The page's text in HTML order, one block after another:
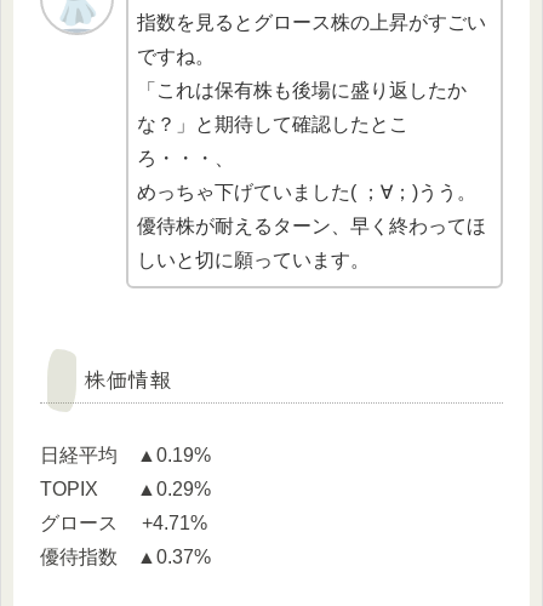
指数を見るとグロース株の上昇がすごい
ですね。
「これは保有株も後場に盛り返したか
な？」と期待して確認したとこ
ろ・・・、
めっちゃ下げていました( ；∀；)うう。
優待株が耐えるターン、早く終わってほ
しいと切に願っています。
株価情報
日経平均 ▲0.19%
TOPIX ▲0.29%
グロース +4.71%
優待指数 ▲0.37%